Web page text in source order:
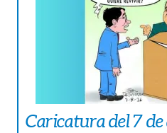
Caricatura del 7